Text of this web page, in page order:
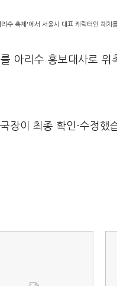
수 축제'에서 서울시 대표 캐릭터인 해치
아리수 홍보대사로 위
장이 최종 확인·수정했